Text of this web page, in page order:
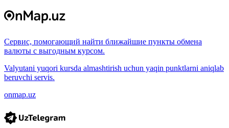
Сервис, помогающий найти ближайшие пункты обмена
валюты с выгодным курсом.
Valyutani yuqori kursda almashtirish uchun yaqin punktlarni aniqlab
beruvchi servis.
onmap.uz